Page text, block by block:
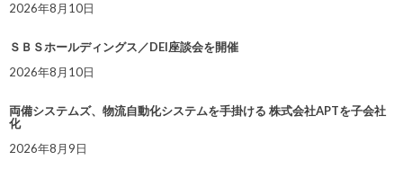
2026年8月10日
ＳＢＳホールディングス／DEI座談会を開催
2026年8月10日
両備システムズ、物流自動化システムを手掛ける 株式会社APTを子会社
化
2026年8月9日